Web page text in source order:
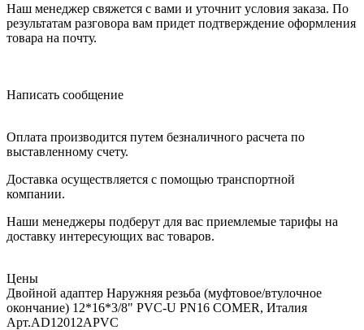
Наш менеджер свяжется с вами и уточнит условия заказа. По
результатам разговора вам придет подтверждение оформления
товара на почту.
Написать сообщение
Оплата производится путем безналичного расчета по
выставленному счету.
Доставка осуществляется с помощью транспортной
компании.
Наши менеджеры подберут для вас приемлемые тарифы на
доставку интересующих вас товаров.
Цены
Двойной адаптер Наружняя резьба (муфтовое/втулочное
окончание) 12*16*3/8" PVC-U PN16 COMER, Италия
Арт.AD12012APVC